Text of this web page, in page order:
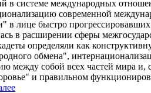
в системе международных
современной
в лице быстро
в расширении сферы
определяли как
обмена",
между собой всех частей мира и,
и правильном